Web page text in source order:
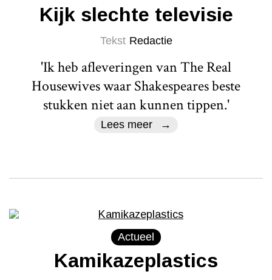
Kijk slechte televisie
Tekst Redactie
'Ik heb afleveringen van The Real
Housewives waar Shakespeares beste
stukken niet aan kunnen tippen.'
Lees meer
Actueel
Kamikazeplastics